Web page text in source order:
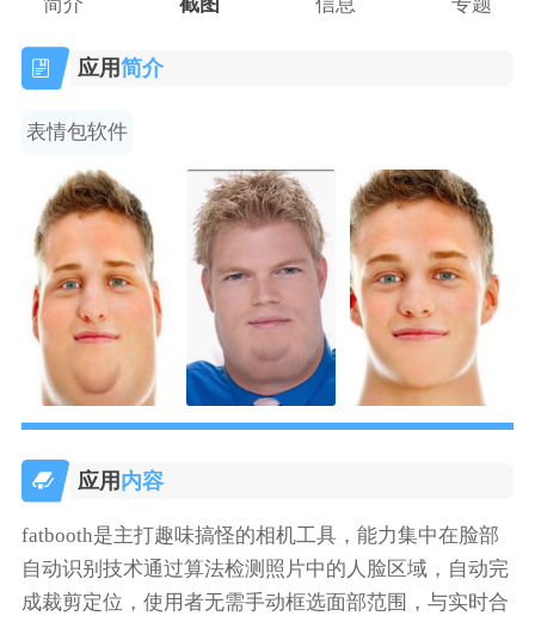
简介 截图 信息 专题
应用简介
表情包软件
应用 内容
fatbooth是主打趣味搞怪的相机工具，能力集中在脸部
自动识别技术通过算法检测照片中的人脸区域，自动完
成裁剪定位，使用者无需手动框选面部范围，与实时合